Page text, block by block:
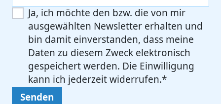
Ja, ich möchte den bzw. die von mir
ausgewählten Newsletter erhalten und
bin damit einverstanden, dass meine
Daten zu diesem Zweck elektronisch
gespeichert werden. Die Einwilligung
kann ich jederzeit widerrufen.*
Senden